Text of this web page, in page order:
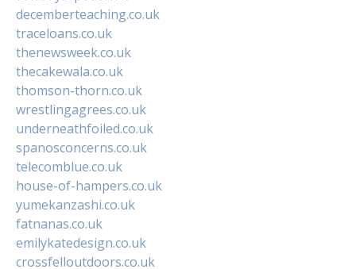
decemberteaching.co.uk
traceloans.co.uk
thenewsweek.co.uk
thecakewala.co.uk
thomson-thorn.co.uk
wrestlingagrees.co.uk
underneathfoiled.co.uk
spanosconcerns.co.uk
telecomblue.co.uk
house-of-hampers.co.uk
yumekanzashi.co.uk
fatnanas.co.uk
emilykatedesign.co.uk
crossfelloutdoors.co.uk